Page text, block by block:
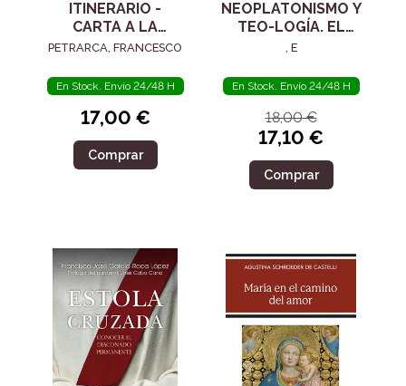
ITINERARIO -
CARTA A LA
POSTERIDAD
PETRARCA, FRANCESCO
En Stock. Envío 24/48 H
17,00 €
Comprar
NEOPLATONISMO Y
TEO-LOGÍA. EL
SIGLO IV
, E
En Stock. Envío 24/48 H
18,00 €
17,10 €
Comprar